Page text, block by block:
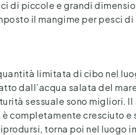
di piccole e grandi
il mangime per pesci di
limitata di cibo nel
dall’acqua salata del
sessuale sono migliori. Il
completamente cresciuto e
torna poi nel luogo